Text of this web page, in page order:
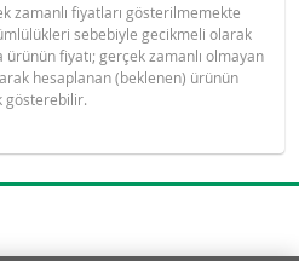
zamanlı fiyatları gösterilmemekte
sebebiyle gecikmeli olarak
fiyatı; gerçek zamanlı olmayan
hesaplanan (beklenen) ürünün
gösterebilir.